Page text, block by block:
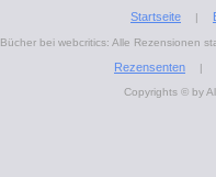
Startseite |
Bücher bei webcritics: Alle Rezensionen
Rezensenten
|
Copyrights © by